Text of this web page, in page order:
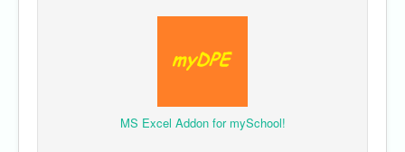
MS Excel Addon for mySchool!